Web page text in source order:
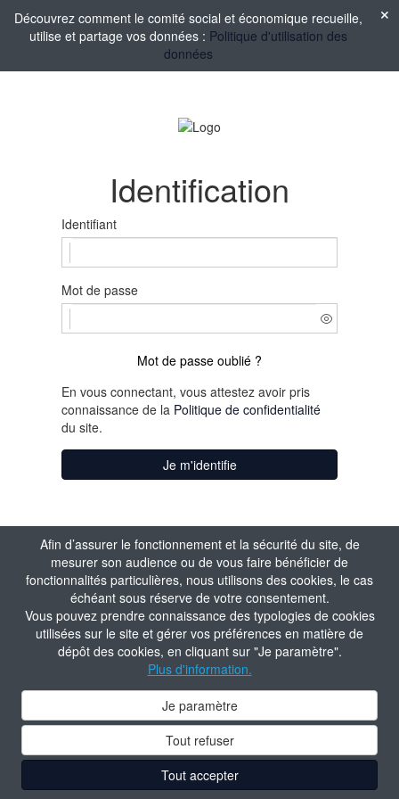
Afin d’assurer le fonctionnement et la sécurité du site, de
mesurer son audience ou de vous faire bénéficier de
fonctionnalités particulières, nous utilisons des cookies, le cas
échéant sous réserve de votre consentement.
Vous pouvez prendre connaissance des typologies de cookies
utilisées sur le site et gérer vos préférences en matière de
dépôt des cookies, en cliquant sur "Je paramètre".
Plus d'information.
Je paramètre
Tout refuser
Tout accepter
Découvrez comment le comité social et économique recueille,
utilise et partage vos données : Politique d'utilisation des
données
Identification
Identifiant
Mot de passe
Mot de passe oublié ?
En vous connectant, vous attestez avoir pris
connaissance de la Politique de confidentialité
du site.
Je m'identifie